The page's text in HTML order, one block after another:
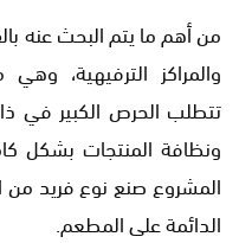
من أهم ما يتم البحث عنه
والمراكز الترفيهية،
تتطلب الحرص الكبير في
ونظافة المنتجات بشكل
المشروع صنع نوع فريد من
الدائمة على المطعم.